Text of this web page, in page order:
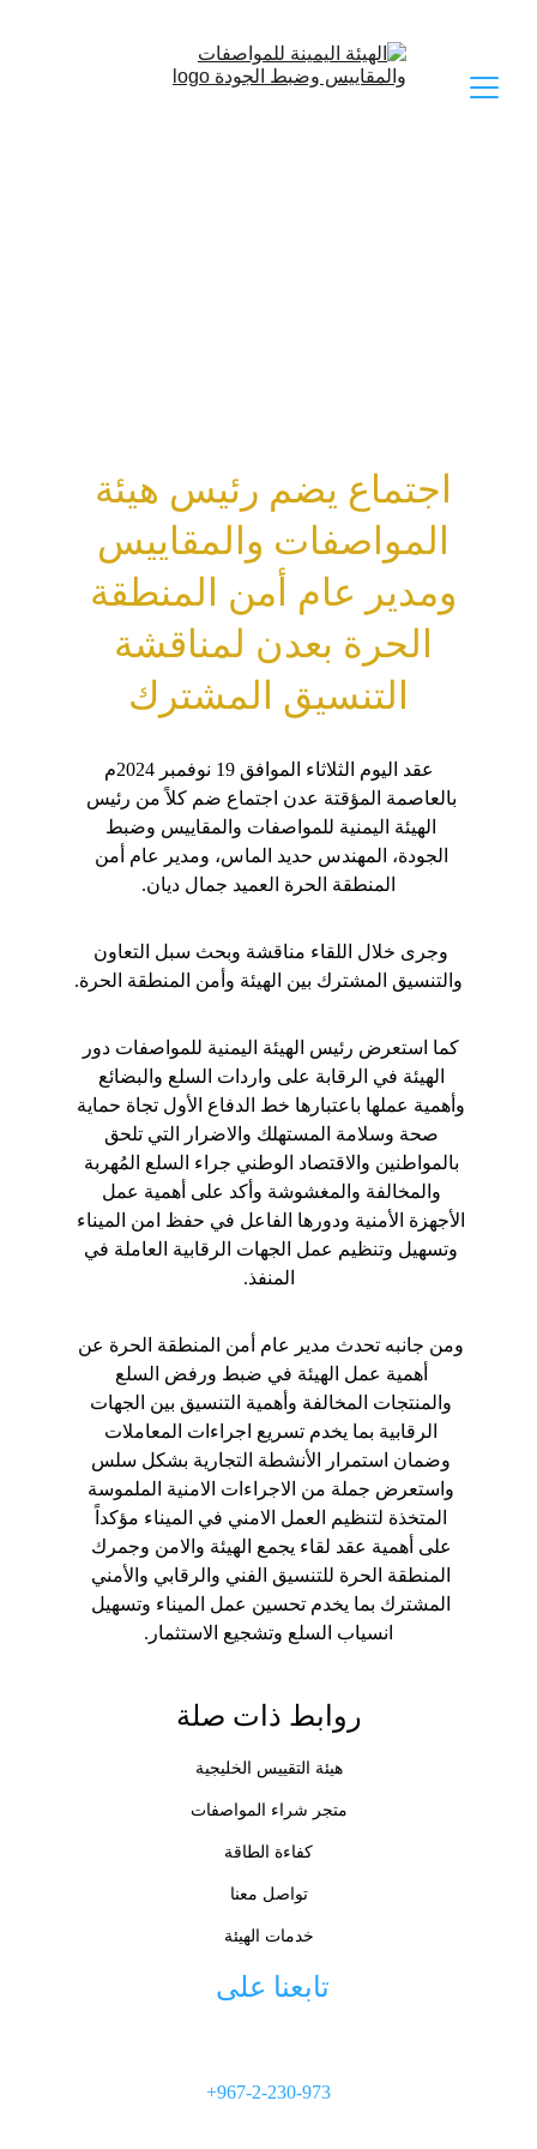
عقد اليوم الثلاثاء الموافق 19 نوفمبر 2024م
بالعاصمة المؤقتة عدن اجتماع ضم كلاً من رئيس
الهيئة اليمنية للمواصفات والمقاييس وضبط
الجودة، المهندس حديد الماس، ومدير عام أمن
المنطقة الحرة العميد جمال ديان.
وجرى خلال اللقاء مناقشة وبحث سبل التعاون
والتنسيق المشترك بين الهيئة وأمن المنطقة الحرة.
كما استعرض رئيس الهيئة اليمنية للمواصفات دور
الهيئة في الرقابة على واردات السلع والبضائع
وأهمية عملها باعتبارها خط الدفاع الأول تجاة حماية
صحة وسلامة المستهلك والاضرار التي تلحق
بالمواطنين والاقتصاد الوطني جراء السلع المُهربة
والمخالفة والمغشوشة وأكد على أهمية عمل
الأجهزة الأمنية ودورها الفاعل في حفظ امن الميناء
وتسهيل وتنظيم عمل الجهات الرقابية العاملة في
المنفذ.
ومن جانبه تحدث مدير عام أمن المنطقة الحرة عن
أهمية عمل الهيئة في ضبط ورفض السلع
والمنتجات المخالفة وأهمية التنسيق بين الجهات
الرقابية بما يخدم تسريع اجراءات المعاملات
وضمان استمرار الأنشطة التجارية بشكل سلس
واستعرض جملة من الاجراءات الامنية الملموسة
المتخذة لتنظيم العمل الامني في الميناء مؤكداً
على أهمية عقد لقاء يجمع الهيئة والامن وجمرك
المنطقة الحرة للتنسيق الفني والرقابي والأمني
المشترك بما يخدم تحسين عمل الميناء وتسهيل
انسياب السلع وتشجيع الاستثمار.
اجتماع يضم رئيس هيئة
المواصفات والمقاييس
ومدير عام أمن المنطقة
الحرة بعدن لمناقشة
التنسيق المشترك
روابط ذات صلة
تابعنا على
+967-2-230-973
متجر شراء المواصفات
كفاءة الطاقة
هيئة التقييس الخليجية
تواصل معنا
خدمات الهيئة